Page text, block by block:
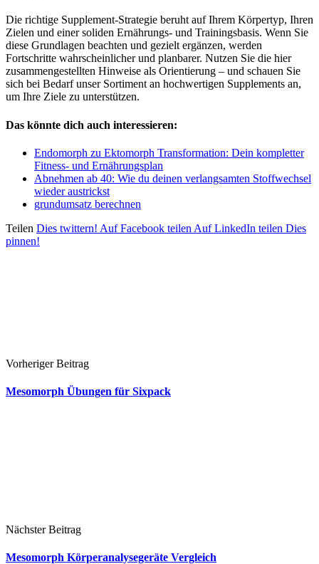
Die richtige Supplement‑Strategie beruht auf Ihrem Körpertyp, Ihren
Zielen und einer soliden Ernährungs‑ und Trainingsbasis. Wenn Sie
diese Grundlagen beachten und gezielt ergänzen, werden
Fortschritte wahrscheinlicher und planbarer. Nutzen Sie die hier
zusammengestellten Hinweise als Orientierung – und schauen Sie
sich bei Bedarf unser Sortiment an hochwertigen Supplements an,
um Ihre Ziele zu unterstützen.
Das könnte dich auch interessieren:
Endomorph zu Ektomorph Transformation: Dein kompletter
Fitness- und Ernährungsplan
Abnehmen ab 40: Wie du deinen verlangsamten Stoffwechsel
wieder austrickst
grundumsatz berechnen
Teilen Dies twittern! Auf Facebook teilen Auf LinkedIn teilen Dies
pinnen!
Vorheriger Beitrag
Mesomorph Übungen für Sixpack
Nächster Beitrag
Mesomorph Körperanalysegeräte Vergleich